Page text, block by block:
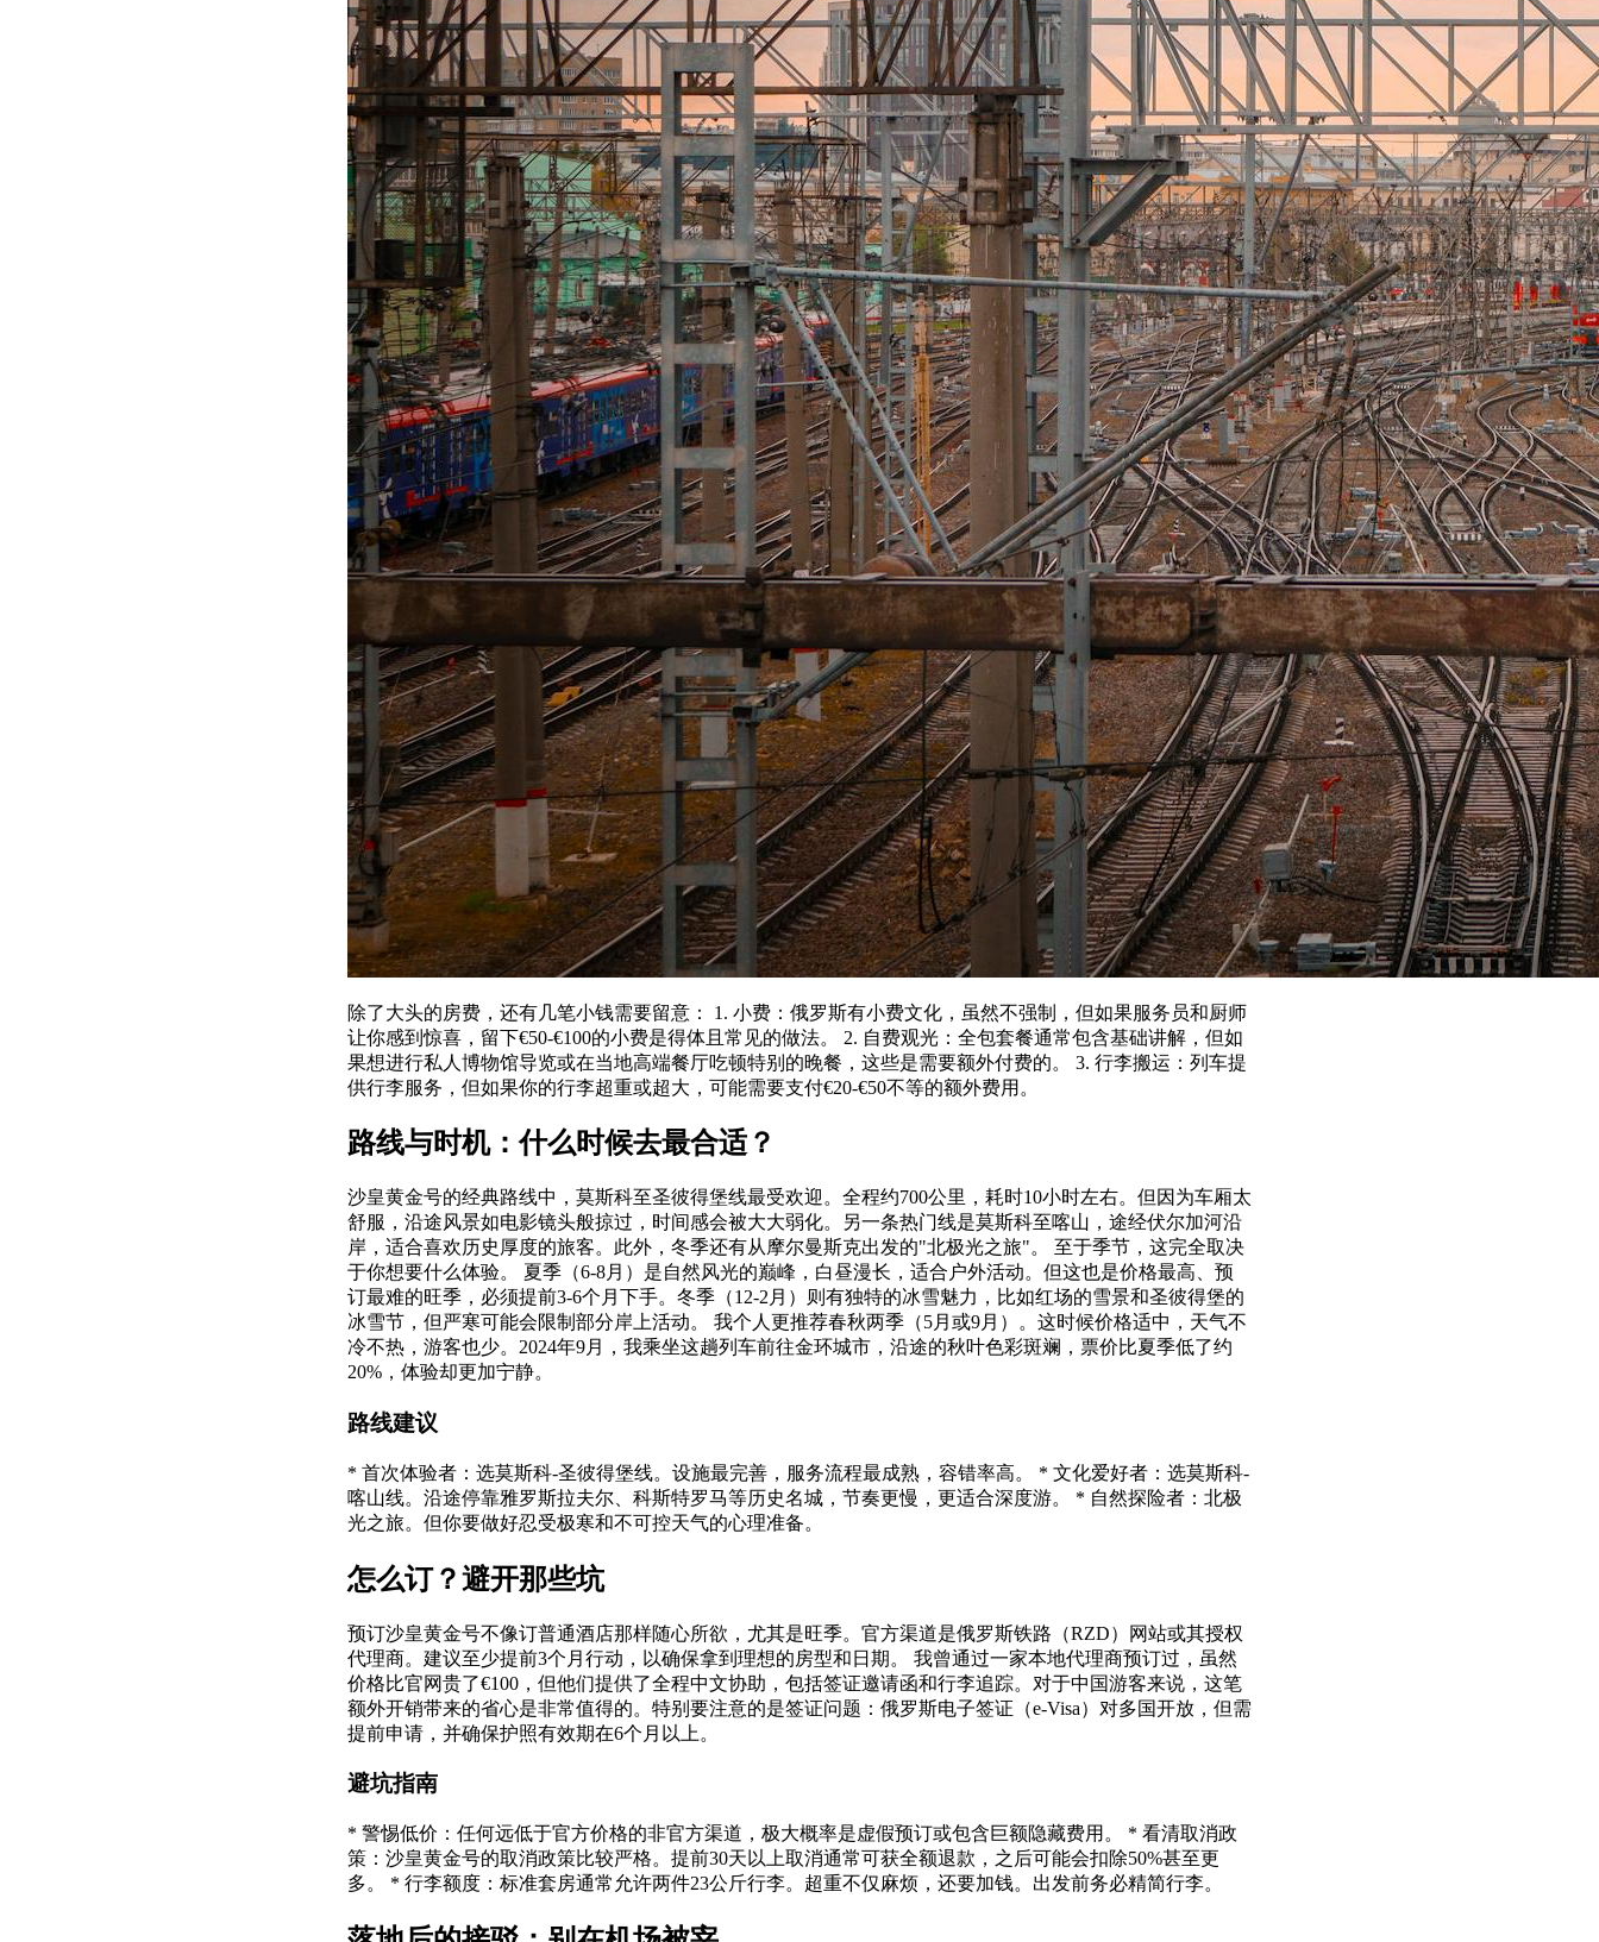
除了大头的房费，还有几笔小钱需要留意： 1. 小费：俄罗斯有小费文化，虽然不强制，但如果服务员和厨师
让你感到惊喜，留下€50-€100的小费是得体且常见的做法。 2. 自费观光：全包套餐通常包含基础讲解，但如
果想进行私人博物馆导览或在当地高端餐厅吃顿特别的晚餐，这些是需要额外付费的。 3. 行李搬运：列车提
供行李服务，但如果你的行李超重或超大，可能需要支付€20-€50不等的额外费用。
路线与时机：什么时候去最合适？
沙皇黄金号的经典路线中，莫斯科至圣彼得堡线最受欢迎。全程约700公里，耗时10小时左右。但因为车厢太
舒服，沿途风景如电影镜头般掠过，时间感会被大大弱化。另一条热门线是莫斯科至喀山，途经伏尔加河沿
岸，适合喜欢历史厚度的旅客。此外，冬季还有从摩尔曼斯克出发的"北极光之旅"。 至于季节，这完全取决
于你想要什么体验。 夏季（6-8月）是自然风光的巅峰，白昼漫长，适合户外活动。但这也是价格最高、预
订最难的旺季，必须提前3-6个月下手。冬季（12-2月）则有独特的冰雪魅力，比如红场的雪景和圣彼得堡的
冰雪节，但严寒可能会限制部分岸上活动。 我个人更推荐春秋两季（5月或9月）。这时候价格适中，天气不
冷不热，游客也少。2024年9月，我乘坐这趟列车前往金环城市，沿途的秋叶色彩斑斓，票价比夏季低了约
20%，体验却更加宁静。
路线建议
* 首次体验者：选莫斯科-圣彼得堡线。设施最完善，服务流程最成熟，容错率高。 * 文化爱好者：选莫斯科-
喀山线。沿途停靠雅罗斯拉夫尔、科斯特罗马等历史名城，节奏更慢，更适合深度游。 * 自然探险者：北极
光之旅。但你要做好忍受极寒和不可控天气的心理准备。
怎么订？避开那些坑
预订沙皇黄金号不像订普通酒店那样随心所欲，尤其是旺季。官方渠道是俄罗斯铁路（RZD）网站或其授权
代理商。建议至少提前3个月行动，以确保拿到理想的房型和日期。 我曾通过一家本地代理商预订过，虽然
价格比官网贵了€100，但他们提供了全程中文协助，包括签证邀请函和行李追踪。对于中国游客来说，这笔
额外开销带来的省心是非常值得的。特别要注意的是签证问题：俄罗斯电子签证（e-Visa）对多国开放，但需
提前申请，并确保护照有效期在6个月以上。
避坑指南
* 警惕低价：任何远低于官方价格的非官方渠道，极大概率是虚假预订或包含巨额隐藏费用。 * 看清取消政
策：沙皇黄金号的取消政策比较严格。提前30天以上取消通常可获全额退款，之后可能会扣除50%甚至更
多。 * 行李额度：标准套房通常允许两件23公斤行李。超重不仅麻烦，还要加钱。出发前务必精简行李。